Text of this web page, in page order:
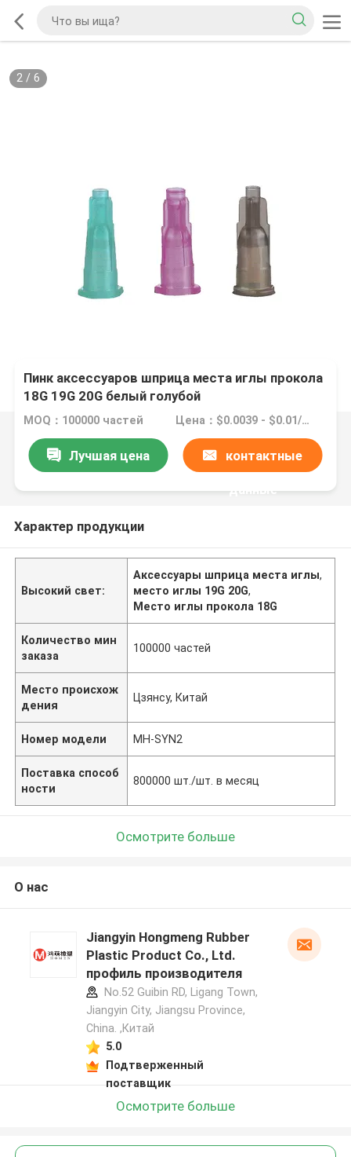
2/ 6
Пинк аксессуаров шприца места иглы прокола
18G 19G 20G белый голубой
MOQ：100000 частей Цена：$0.0039 - $0.01/pieces
Лучшая цена контактные
данные
Характер продукции
Высокий свет:
Аксессуары шприца места иглы,
место иглы 19G 20G,
Место иглы прокола 18G
Количество мин
заказа
100000 частей
Место происхож
дения
Цзянсу, Китай
Номер модели MH-SYN2
Поставка способ
ности
800000 шт./шт. в месяц
Осмотрите больше
О нас
Jiangyin Hongmeng Rubber
Plastic Product Co., Ltd.
профиль производителя
No.52 Guibin RD, Ligang Town,
Jiangyin City, Jiangsu Province,
China. ,Китай
5.0
Подтверженный
поставщик
Осмотрите больше